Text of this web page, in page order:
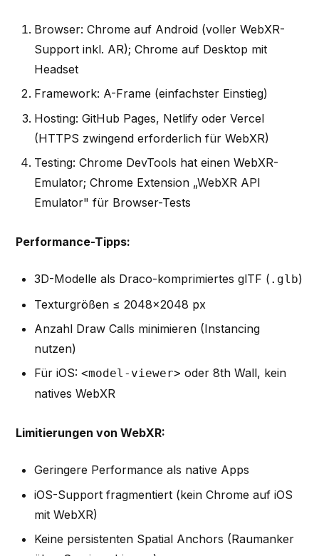
Browser: Chrome auf Android (voller WebXR-
Support inkl. AR); Chrome auf Desktop mit
Headset
Framework: A-Frame (einfachster Einstieg)
Hosting: GitHub Pages, Netlify oder Vercel
(HTTPS zwingend erforderlich für WebXR)
Testing: Chrome DevTools hat einen WebXR-
Emulator; Chrome Extension „WebXR API
Emulator" für Browser-Tests
Performance-Tipps:
3D-Modelle als Draco-komprimiertes glTF ( .glb)
Texturgrößen ≤ 2048×2048 px
Anzahl Draw Calls minimieren (Instancing
nutzen)
Für iOS: <model-viewer> oder 8th Wall, kein
natives WebXR
Limitierungen von WebXR:
Geringere Performance als native Apps
iOS-Support fragmentiert (kein Chrome auf iOS
mit WebXR)
Keine persistenten Spatial Anchors (Raumanker